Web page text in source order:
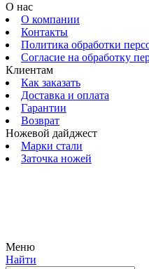
О нас
О компании
Контакты
Политика обработки
Согласие на обработку
Клиентам
Как заказать
Доставка и оплата
Гарантии
Возврат
Ножевой дайджест
Марки стали
Заточка ножей
Меню
Найти